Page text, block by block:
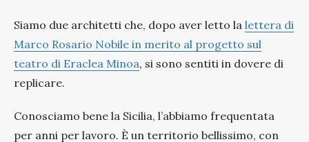
Siamo due architetti che, dopo aver letto la lettera di
Marco Rosario Nobile in merito al progetto sul
teatro di Eraclea Minoa, si sono sentiti in dovere di
replicare.
Conosciamo bene la Sicilia, l’abbiamo frequentata
per anni per lavoro. È un territorio bellissimo, con